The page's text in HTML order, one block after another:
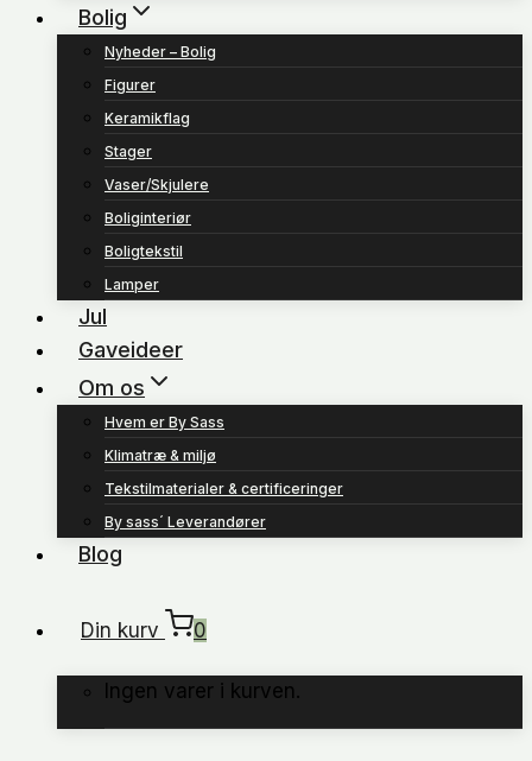
Bolig
Nyheder – Bolig
Figurer
Keramikflag
Stager
Vaser/Skjulere
Boliginteriør
Boligtekstil
Lamper
Jul
Gaveideer
Om os
Hvem er By Sass
Klimatræ & miljø
Tekstilmaterialer & certificeringer
By sass´ Leverandører
Blog
Din kurv 0
Ingen varer i kurven.